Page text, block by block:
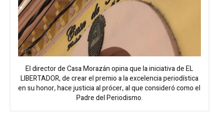
El director de Casa Morazán opina que la iniciativa de EL
LIBERTADOR, de crear el premio a la excelencia periodística
en su honor, hace justicia al prócer, al que consideró como el
Padre del Periodismo.